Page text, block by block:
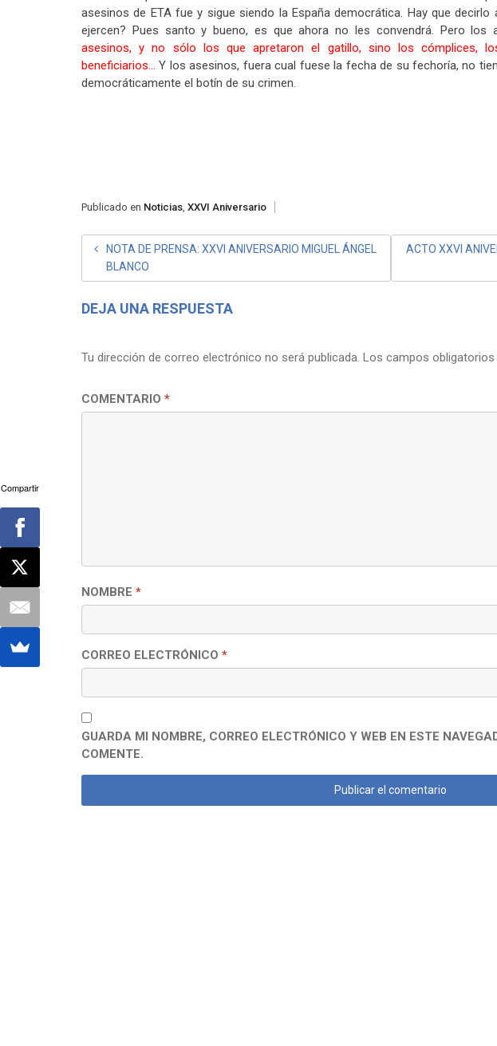
asesinos de ETA fue y sigue siendo la España democrática. Hay que
ejercen? Pues santo y bueno, es que ahora no les convendrá. Pero los
asesinos, y no sólo los que apretaron el gatillo, sino los cómplices,
beneficiarios… Y los asesinos, fuera cual fuese la fecha de su fechoría, no
democráticamente el botín de su crimen.
Publicado en Noticias, XXVI Aniversario
NAVEGACIÓN
DE
ENTRADAS
NOTA DE PRENSA: XXVI ANIVERSARIO MIGUEL ÁNGEL
BLANCO
ACTO XXVI
DEJA UNA RESPUESTA
Tu dirección de correo electrónico no será publicada. Los campos
COMENTARIO *
NOMBRE *
CORREO ELECTRÓNICO *
GUARDA MI NOMBRE, CORREO ELECTRÓNICO Y WEB EN ESTE
COMENTE.
Compartir